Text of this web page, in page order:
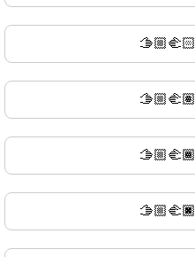
🫱🏼‍🫲🏻
🫱🏼‍🫲🏽
🫱🏼‍🫲🏾
🫱🏼‍🫲🏿